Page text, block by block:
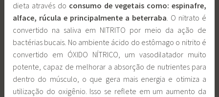
dieta através do consumo de vegetais como: espinafre,
alface, rúcula e principalmente a beterraba. O nitrato é
convertido na saliva em NITRITO por meio da ação de
bactérias bucais. No ambiente ácido do estômago o nitrito é
convertido em ÓXIDO NÍTRICO, um vasodilatador muito
potente, capaz de melhorar a absorção de nutrientes para
dentro do músculo, o que gera mais energia e otimiza a
utilização do oxigênio. Isso se reflete em um aumento da